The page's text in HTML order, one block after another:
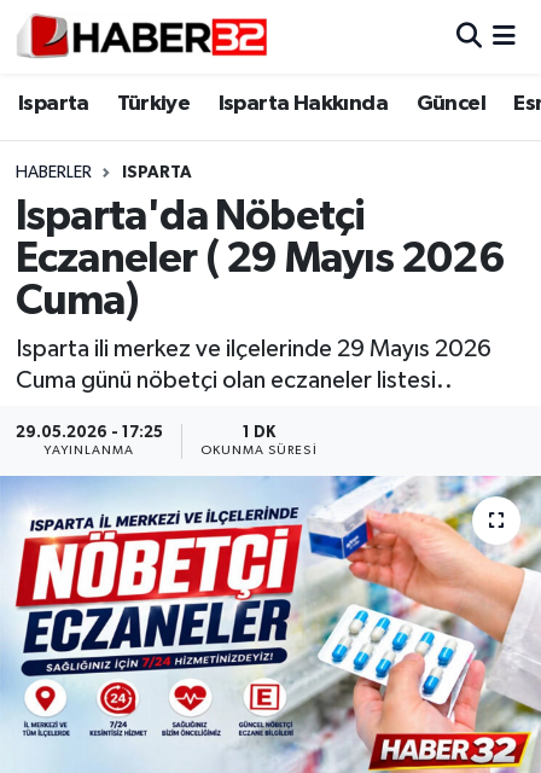
Isparta Türkiye Isparta Hakkında Güncel
HABERLER ISPARTA
Isparta'da Nöbetçi
Eczaneler ( 29 Mayıs 2026
Cuma)
Isparta ili merkez ve ilçelerinde 29 Mayıs 2026
Cuma günü nöbetçi olan eczaneler listesi..
29.05.2026 - 17:25
YAYINLANMA
1 DK
OKUNMA SÜRESI
Isparta
Esnaf Diyor ki;
ASAYİŞ
BİLİM VE TEKNOLOJİ
EĞİTİM
GENEL
Güncel
HABERDE İNSAN
İlginç
KÜLTÜR SANAT
Isparta Nöbetçi Eczaneler
Isparta Trafik Yoğunluk Haritası
Süper Lig Puan Durumu ve Fikstür
Tüm Manşetler
Son Dakika Haberleri
Haber Arşivi